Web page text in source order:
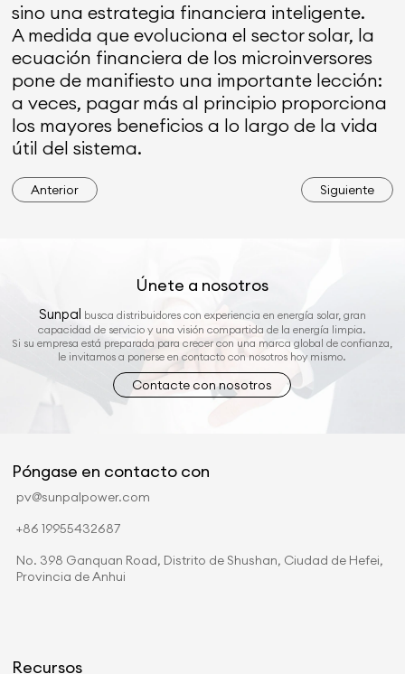
sino una estrategia financiera inteligente.
A medida que evoluciona el sector solar, la
ecuación financiera de los microinversores
pone de manifiesto una importante lección:
a veces, pagar más al principio proporciona
los mayores beneficios a lo largo de la vida
útil del sistema.
Anterior Siguiente
Únete a nosotros
Sunpal busca distribuidores con experiencia en energía solar, gran
capacidad de servicio y una visión compartida de la energía limpia.
Si su empresa está preparada para crecer con una marca global de confianza,
le invitamos a ponerse en contacto con nosotros hoy mismo.
Contacte con nosotros
Póngase en contacto con
pv@sunpalpower.com
+86 19955432687
No. 398 Ganquan Road, Distrito de Shushan, Ciudad de Hefei,
Provincia de Anhui
Recursos